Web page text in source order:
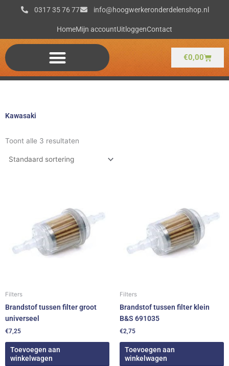
inhoud
0317 35 76 77 info@hoogwerkeronderdelenshop.nl
HomeMijn accountUitloggenContact
€0,00
Kawasaki
Toont alle 3 resultaten
Filters
Brandstof tussen filter groot
universeel
€7,25
Toevoegen aan
winkelwagen
Filters
Brandstof tussen filter klein
B&S 691035
€2,75
Toevoegen aan
winkelwagen